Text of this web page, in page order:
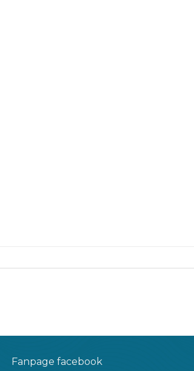
Fanpage facebook